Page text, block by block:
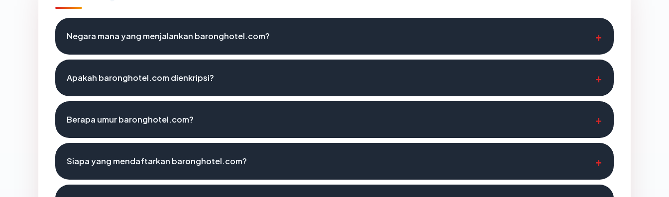
Negara mana yang menjalankan baronghotel.com?
Apakah baronghotel.com dienkripsi?
Berapa umur baronghotel.com?
Siapa yang mendaftarkan baronghotel.com?